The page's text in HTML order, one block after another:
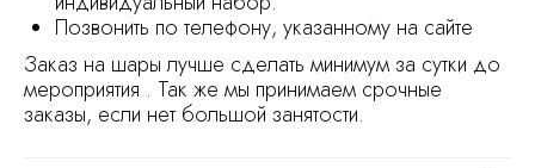
Позвонить по телефону, указанному на сайте
Заказ на шары лучше сделать минимум за сутки до
мероприятия . Так же мы принимаем срочные
заказы, если нет большой занятости.
Продвижение сайта
Разработка сайта